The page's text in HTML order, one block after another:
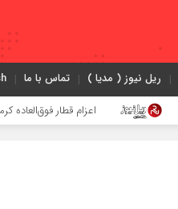
ریل نیوز ( مدیا ) تماس با ما
اعزام قطار فوق‌العاده کرمان –